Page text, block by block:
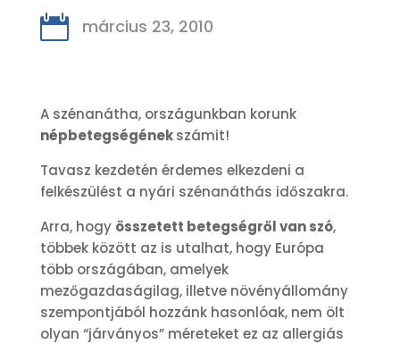
 március 23, 2010
A szénanátha, országunkban korunk
népbetegségénekszámit!
Tavasz kezdetén érdemes elkezdeni a
felkészülést a nyári szénanáthás időszakra.
Arra, hogy összetett betegségről van szó,
többek között az is utalhat, hogy Európa
több országában, amelyek
mezőgazdaságilag, illetve növényállomány
szempontjából hozzánk hasonlóak, nem ölt
olyan “járványos” méreteket ez az allergiás